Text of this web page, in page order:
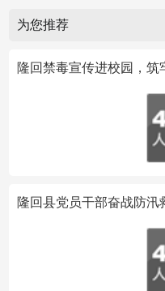
为您推荐
隆回禁毒宣传进校园，筑
隆回县党员干部奋战防汛